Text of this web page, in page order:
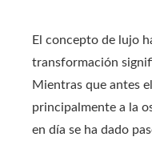
El concepto de lujo
transformación
Mientras que antes
principalmente a la
en día se ha dado